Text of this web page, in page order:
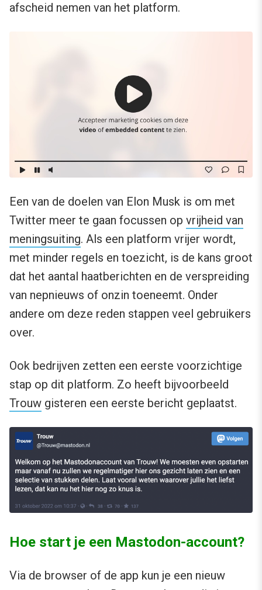
afscheid nemen van het platform.
Een van de doelen van Elon Musk is om met
Twitter meer te gaan focussen op vrijheid van
meningsuiting. Als een platform vrijer wordt,
met minder regels en toezicht, is de kans groot
dat het aantal haatberichten en de verspreiding
van nepnieuws of onzin toeneemt. Onder
andere om deze reden stappen veel gebruikers
over.
Ook bedrijven zetten een eerste voorzichtige
stap op dit platform. Zo heeft bijvoorbeeld
Trouw gisteren een eerste bericht geplaatst.
Hoe start je een Mastodon-account?
Via de browser of de app kun je een nieuw